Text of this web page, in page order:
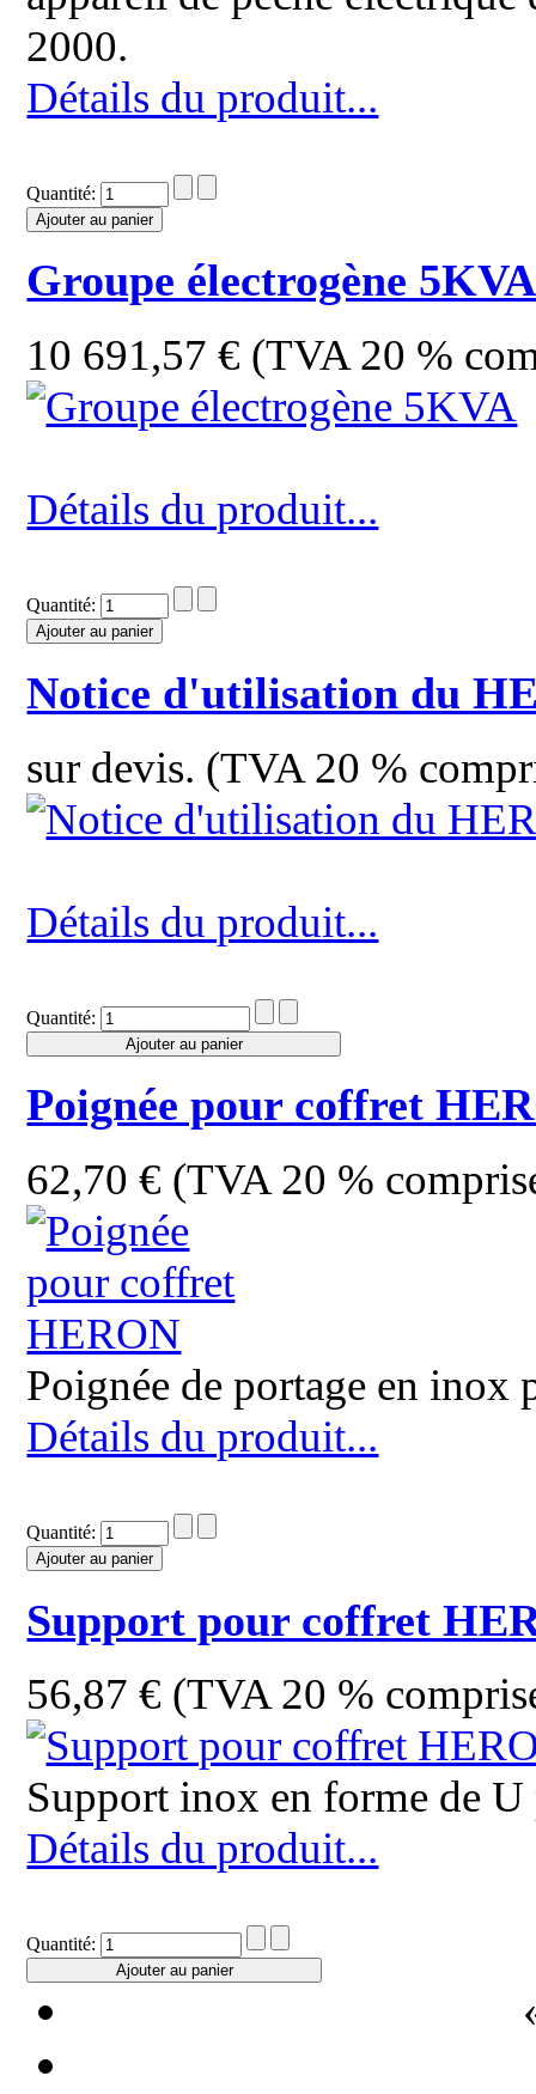
2000.
Détails du produit...
Quantité:
Groupe électrogène 5KVA
10 691,57 € (TVA 20 %
Détails du produit...
Quantité:
Notice d'utilisation du
sur devis. (TVA 20 %
Détails du produit...
Quantité:
Poignée pour coffret
62,70 € (TVA 20 %
Poignée de portage en
Détails du produit...
Quantité:
Support pour coffret
56,87 € (TVA 20 %
Support inox en forme de
Détails du produit...
Quantité: